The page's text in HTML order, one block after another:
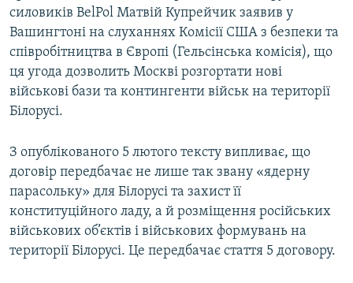
силовиків BelPol Матвій Купрейчик заявив у
Вашингтоні на слуханнях Комісії США з безпеки та
співробітництва в Європі (Гельсінська комісія), що
ця угода дозволить Москві розгортати нові
військові бази та контингенти військ на території
Білорусі.
З опублікованого 5 лютого тексту випливає, що
договір передбачає не лише так звану «ядерну
парасольку» для Білорусі та захист її
конституційного ладу, а й розміщення російських
військових об’єктів і військових формувань на
території Білорусі. Це передбачає стаття 5 договору.